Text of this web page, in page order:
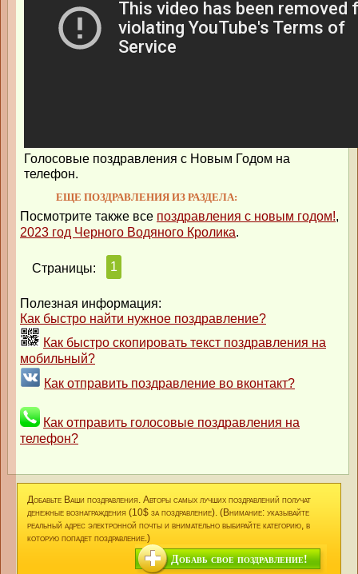
Голосовые поздравления с Новым Годом на
телефон.
ЕЩЕ ПОЗДРАВЛЕНИЯ ИЗ РАЗДЕЛА:
Посмотрите также все поздравления с новым годом!,
2023 год Черного Водяного Кролика.
Страницы: 1
Полезная информация:
Как быстро найти нужное поздравление?
Как быстро скопировать текст поздравления на
мобильный?
Как отправить поздравление во вконтакт?
Как отправить голосовые поздравления на
телефон?
Добавьте Ваши поздравления. Авторы самых лучших поздравлений получат
денежные вознаграждения (10$ за поздравление). (Внимание: указывайте
реальный адрес электронной почты и внимательно выбирайте категорию, в
которую попадет поздравление.)
Добавь свое поздравление!